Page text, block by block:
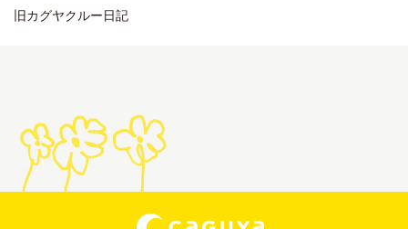
旧カグヤクルー日記